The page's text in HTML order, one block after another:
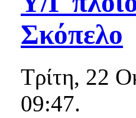
Σκόπελο
Τρίτη, 22
09:47.